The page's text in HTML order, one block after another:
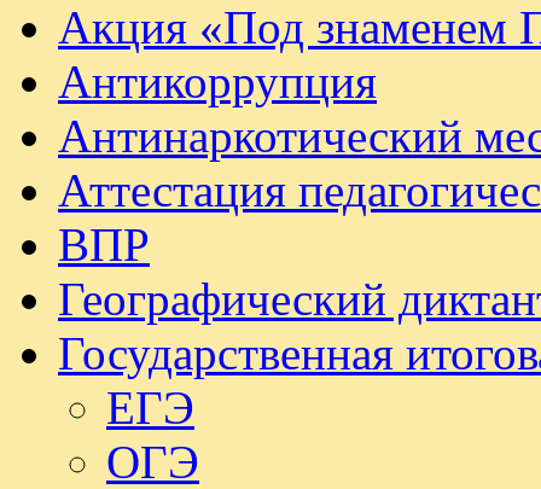
Акция «Под знаменем
Антикоррупция
Антинаркотический
Аттестация
ВПР
Географический
Государственная
ЕГЭ
ОГЭ